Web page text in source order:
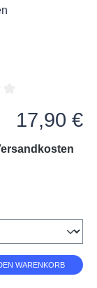
17,90 €
WARENKORB